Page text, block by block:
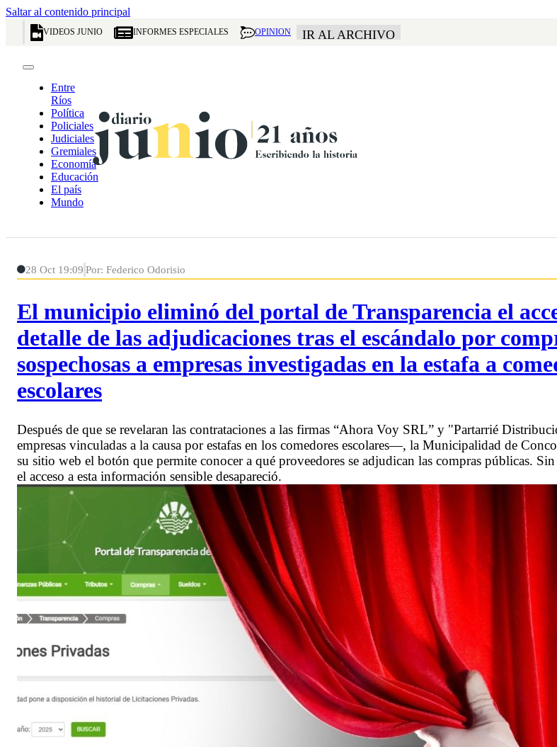
Saltar al contenido principal
VIDEOS JUNIO INFORMES ESPECIALES OPINION IR AL ARCHIVO
Entre
Ríos
Política
Policiales
Judiciales
Gremiales
Economía
Educación
El país
Mundo
28 Oct 19:09 Por: Federico Odorisio
El municipio eliminó del portal de Transparencia el
detalle de las adjudicaciones tras el escándalo por
sospechosas a empresas investigadas en la estafa a
escolares
Después de que se revelaran las contrataciones a las firmas “Ahora Voy SRL” y "Partarrié
empresas vinculadas a la causa por estafas en los comedores escolares—, la Municipalidad de
su sitio web el botón que permite conocer a qué proveedores se adjudican las compras públicas.
el acceso a esta información sensible desapareció.